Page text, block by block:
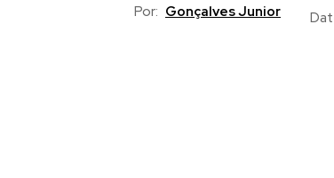
Por: Gonçalves Junior